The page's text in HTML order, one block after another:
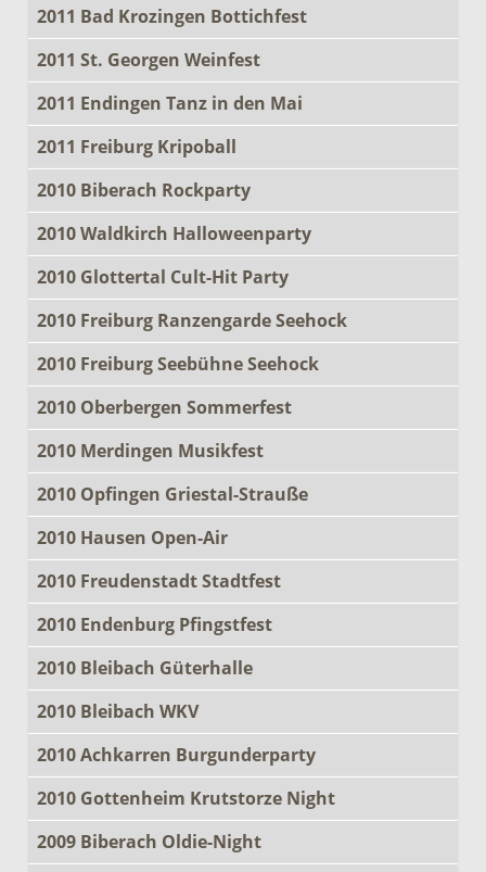
2011 Bad Krozingen Bottichfest
2011 St. Georgen Weinfest
2011 Endingen Tanz in den Mai
2011 Freiburg Kripoball
2010 Biberach Rockparty
2010 Waldkirch Halloweenparty
2010 Glottertal Cult-Hit Party
2010 Freiburg Ranzengarde Seehock
2010 Freiburg Seebühne Seehock
2010 Oberbergen Sommerfest
2010 Merdingen Musikfest
2010 Opfingen Griestal-Strauße
2010 Hausen Open-Air
2010 Freudenstadt Stadtfest
2010 Endenburg Pfingstfest
2010 Bleibach Güterhalle
2010 Bleibach WKV
2010 Achkarren Burgunderparty
2010 Gottenheim Krutstorze Night
2009 Biberach Oldie-Night